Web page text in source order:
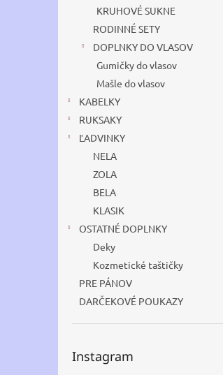
KRUHOVÉ SUKNE
RODINNÉ SETY
DOPLNKY DO VLASOV
Gumičky do vlasov
Mašle do vlasov
KABELKY
RUKSAKY
ĽADVINKY
NELA
ZOLA
BELA
KLASIK
OSTATNÉ DOPLNKY
Deky
Kozmetické taštičky
PRE PÁNOV
DARČEKOVÉ POUKAZY
Instagram